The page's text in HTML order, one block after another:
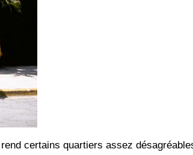
certains quartiers assez